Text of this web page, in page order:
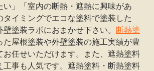
い」「室内の断熱・遮熱に興味があ
タイミングでエコな塗料で塗装した
塗装ラボにおまかせ下さい。
断熱塗
た屋根塗装や外壁塗装の施工実績が豊
お任せいただけます。また、遮熱塗料
工事も人気です。遮熱塗料・断熱塗料